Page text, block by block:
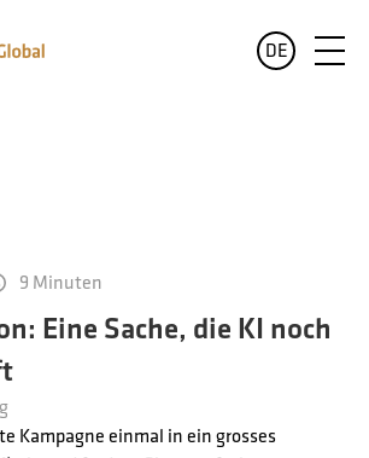
für Banken und Finanzwesen
für Pharma und Medizin
Überblick
DE
9 Minuten
Eine Sache, die KI noch
Kampagne einmal in ein grosses